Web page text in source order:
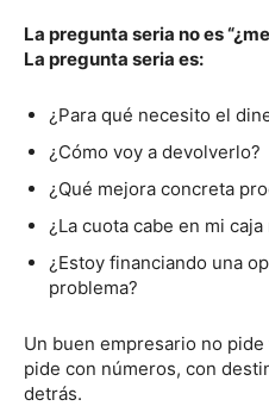
La pregunta seria no es
La pregunta seria es:
¿Para qué necesito el
¿Cómo voy a devolverlo?
¿Qué mejora concreta
¿La cuota cabe en mi caja
¿Estoy financiando una
problema?
Un buen empresario no
pide con números, con
detrás.